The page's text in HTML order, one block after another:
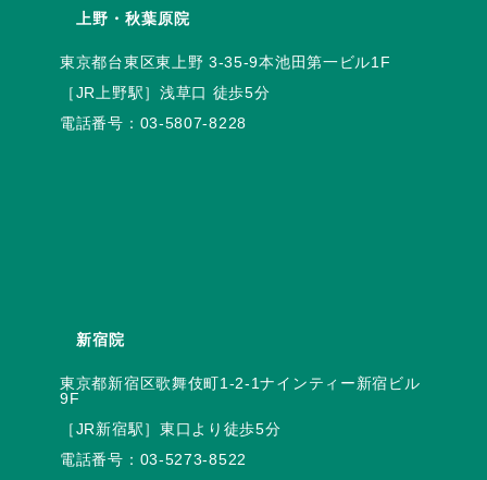
上野・秋葉原院
電話番号： 03-5807-8228
新宿院
東京都新宿区歌舞伎町1-2-1ナインティー新宿ビル
電話番号： 03-5273-8522